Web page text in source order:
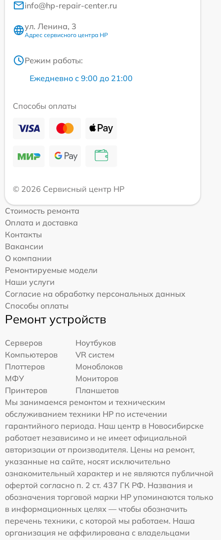
info@hp-repair-center.ru
ул. Ленина, 3
Адрес сервисного центра HP
Режим работы:
Ежедневно с 9:00 до 21:00
Способы оплаты
© 2026 Сервисный центр HP
Стоимость ремонта
Оплата и доставка
Контакты
Вакансии
О компании
Ремонтируемые модели
Наши услуги
Согласие на обработку персональных данных
Способы оплаты
Ремонт устройств
Серверов
Ноутбуков
Компьютеров
VR систем
Плоттеров
Моноблоков
МФУ
Мониторов
Принтеров
Планшетов
Мы занимаемся ремонтом и техническим
обслуживанием техники HP по истечении
гарантийного периода. Наш центр в Новосибирске
работает независимо и не имеет официальной
авторизации от производителя. Цены на ремонт,
указанные на сайте, носят исключительно
ознакомительный характер и не являются публичной
офертой согласно п. 2 ст. 437 ГК РФ. Названия и
обозначения торговой марки HP упоминаются только
в информационных целях — чтобы обозначить
перечень техники, с которой мы работаем. Наша
организация не аффилирована с владельцами